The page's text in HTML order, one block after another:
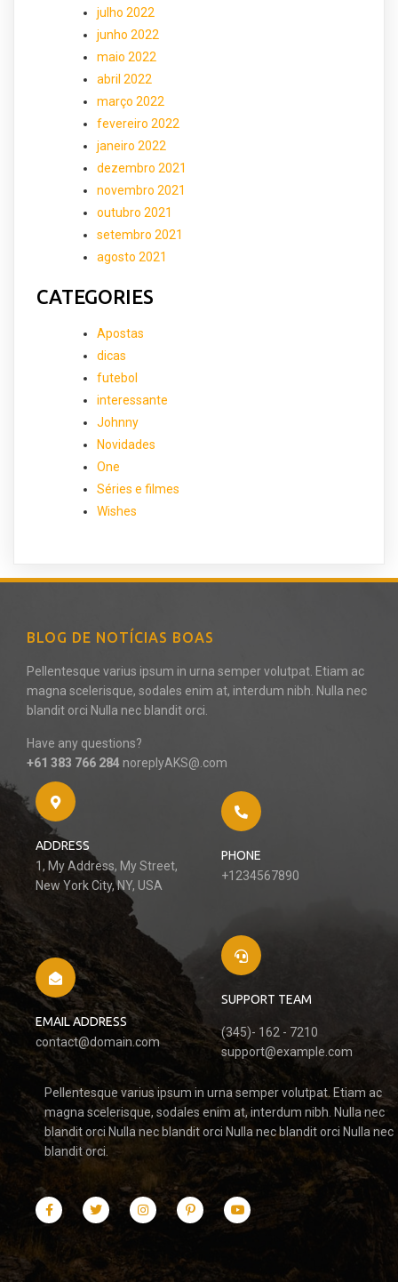
julho 2022
junho 2022
maio 2022
abril 2022
março 2022
fevereiro 2022
janeiro 2022
dezembro 2021
novembro 2021
outubro 2021
setembro 2021
agosto 2021
CATEGORIES
Apostas
dicas
futebol
interessante
Johnny
Novidades
One
Séries e filmes
Wishes
BLOG DE NOTÍCIAS BOAS
Pellentesque varius ipsum in urna semper volutpat. Etiam ac
magna scelerisque, sodales enim at, interdum nibh. Nulla nec
blandit orci Nulla nec blandit orci.
Have any questions?
+61 383 766 284 noreplyAKS@.com
ADDRESS
1, My Address, My Street,
New York City, NY, USA
PHONE
+1234567890
EMAIL ADDRESS
contact@domain.com
SUPPORT TEAM
(345)- 162 - 7210
support@example.com
Pellentesque varius ipsum in urna semper volutpat. Etiam ac
magna scelerisque, sodales enim at, interdum nibh. Nulla nec
blandit orci Nulla nec blandit orci Nulla nec blandit orci Nulla nec
blandit orci.